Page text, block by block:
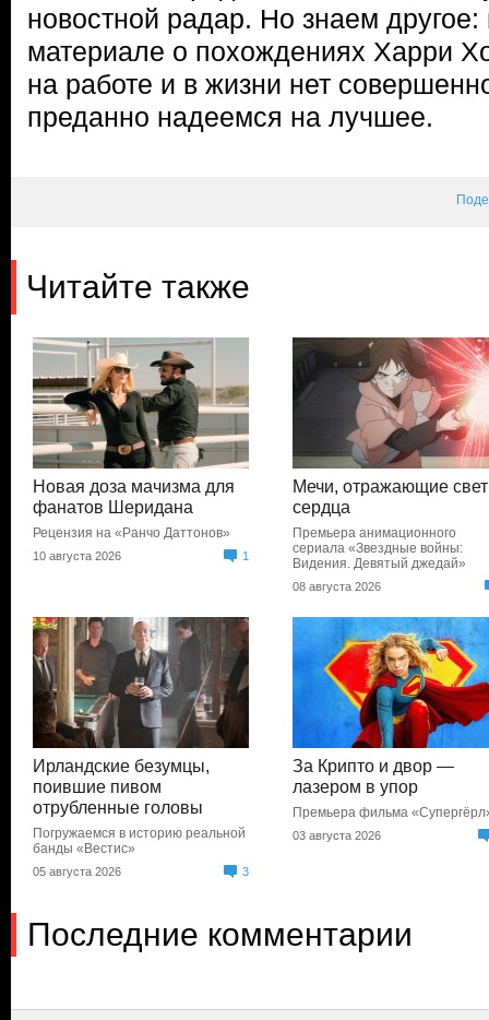
новостной радар. Но знаем другое:
материале о похождениях Харри
на работе и в жизни нет
преданно надеемся на лучшее.
Читайте также
Новая доза мачизма для
фанатов Шеридана
Рецензия на «Ранчо Даттонов»
10 августа 2026 1
Мечи, отражающие свет
сердца
Премьера анимационного
сериала «Звездные войны:
Видения. Девятый джедай»
08 августа 2026
Ирландские безумцы,
поившие пивом
отрубленные головы
Погружаемся в историю реальной
банды «Вестис»
05 августа 2026 3
За Крипто и двор —
лазером в упор
Премьера фильма
03 августа 2026
Последние комментарии